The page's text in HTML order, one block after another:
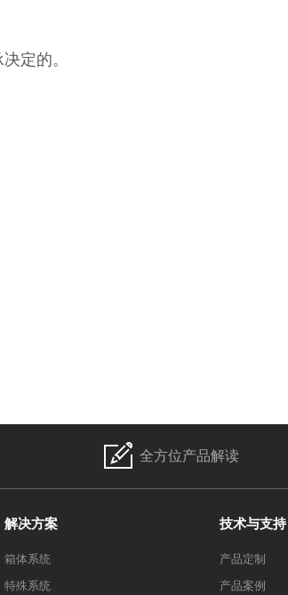
定的。
全方位产品解读
解决方案
箱体系统
特殊系统
技术与支持
产品定制
产品案例